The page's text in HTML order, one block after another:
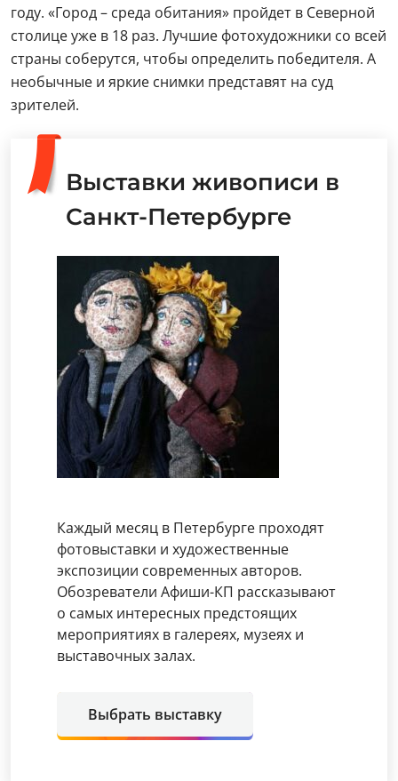
году. «Город – среда обитания» пройдет в Северной
столице уже в 18 раз. Лучшие фотохудожники со всей
страны соберутся, чтобы определить победителя. А
необычные и яркие снимки представят на суд
зрителей.
Выставки живописи в
Санкт-Петербурге
Каждый месяц в Петербурге проходят
фотовыставки и художественные
экспозиции современных авторов.
Обозреватели Афиши-КП рассказывают
о самых интересных предстоящих
мероприятиях в галереях, музеях и
выставочных залах.
Выбрать выставку